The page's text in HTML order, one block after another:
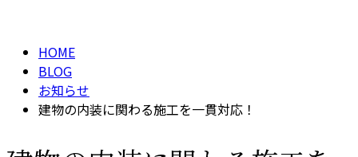
HOME
BLOG
お知らせ
建物の内装に関わる施工を一貫対応！